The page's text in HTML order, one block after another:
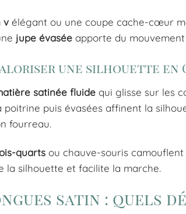
v élégant ou une coupe cache-cœur
jupe évasée apporte du
une silhouette en
satinée fluide qui glisse sur les
poitrine puis évasées affinent la
fourreau.
quarts ou chauve-souris
la silhouette et facilite la marche.
satin : quels